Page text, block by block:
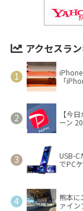
アクセスラ
「
【今
ーン
USB-
でPC
熊本に
ァイン